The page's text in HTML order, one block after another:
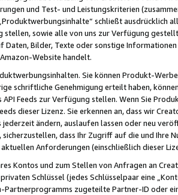
und Test- und Leistungskriterien
schließt ausdrücklich
stellen, sowie alle von uns zur Verfügung
Daten, Bilder, Texte oder sonstige
Website handelt.
Sie können Produkt-
schriftliche Genehmigung erteilt haben,
API Feeds zur Verfügung stellen. Wenn Sie
dieser Lizenz. Sie erkennen an, dass wir
ändern, auslaufen lassen oder neu
dass Ihr Zugriff auf die und Ihre
Anforderungen (einschließlich dieser
Kontos und zum Stellen von Anfragen an
Schlüssel (jedes Schlüsselpaar eine
Partnerprogramms zugeteilte Partner-ID oder